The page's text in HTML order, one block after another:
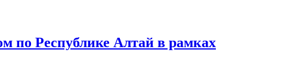
по Республике Алтай в рамках